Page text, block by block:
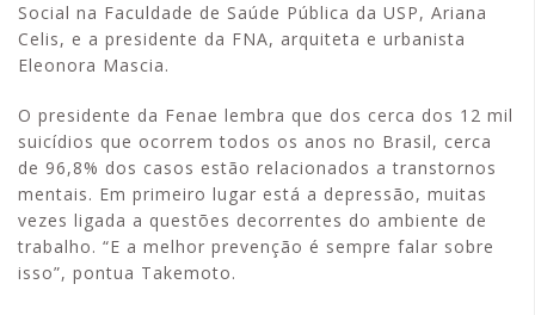
Social na Faculdade de Saúde Pública da USP, Ariana
Celis, e a presidente da FNA, arquiteta e urbanista
Eleonora Mascia.
O presidente da Fenae lembra que dos cerca dos 12 mil
suicídios que ocorrem todos os anos no Brasil, cerca
de 96,8% dos casos estão relacionados a transtornos
mentais. Em primeiro lugar está a depressão, muitas
vezes ligada a questões decorrentes do ambiente de
trabalho. “E a melhor prevenção é sempre falar sobre
isso”, pontua Takemoto.